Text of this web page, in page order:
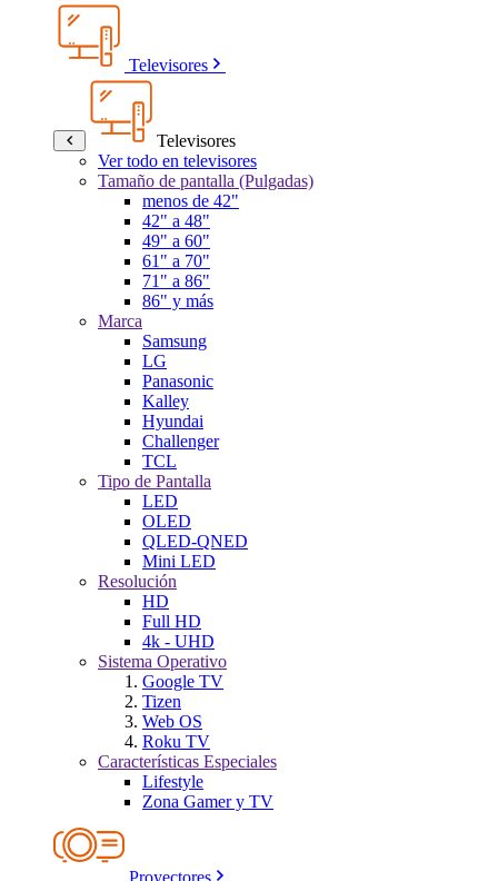
Televisores
Televisores
Ver todo en televisores
Tamaño de pantalla (Pulgadas)
menos de 42"
42" a 48"
49" a 60"
61" a 70"
71" a 86"
86" y más
Marca
Samsung
LG
Panasonic
Kalley
Hyundai
Challenger
TCL
Tipo de Pantalla
LED
OLED
QLED-QNED
Mini LED
Resolución
HD
Full HD
4k - UHD
Sistema Operativo
Google TV
Tizen
Web OS
Roku TV
Características Especiales
Lifestyle
Zona Gamer y TV
Proyectores